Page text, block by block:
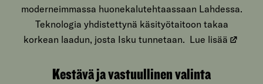
moderneimmassa huonekalutehtaassaan Lahdessa.
Teknologia yhdistettynä käsityötaitoon takaa
korkean laadun, josta Isku tunnetaan. Lue lisää
Kestävä ja vastuullinen valinta